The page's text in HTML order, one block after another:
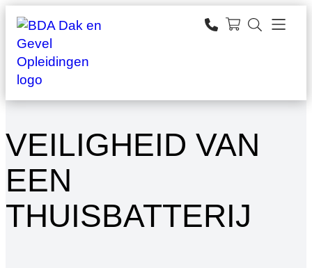
Ga
naar
de
inhoud
VEILIGHEID VAN
EEN
THUISBATTERIJ